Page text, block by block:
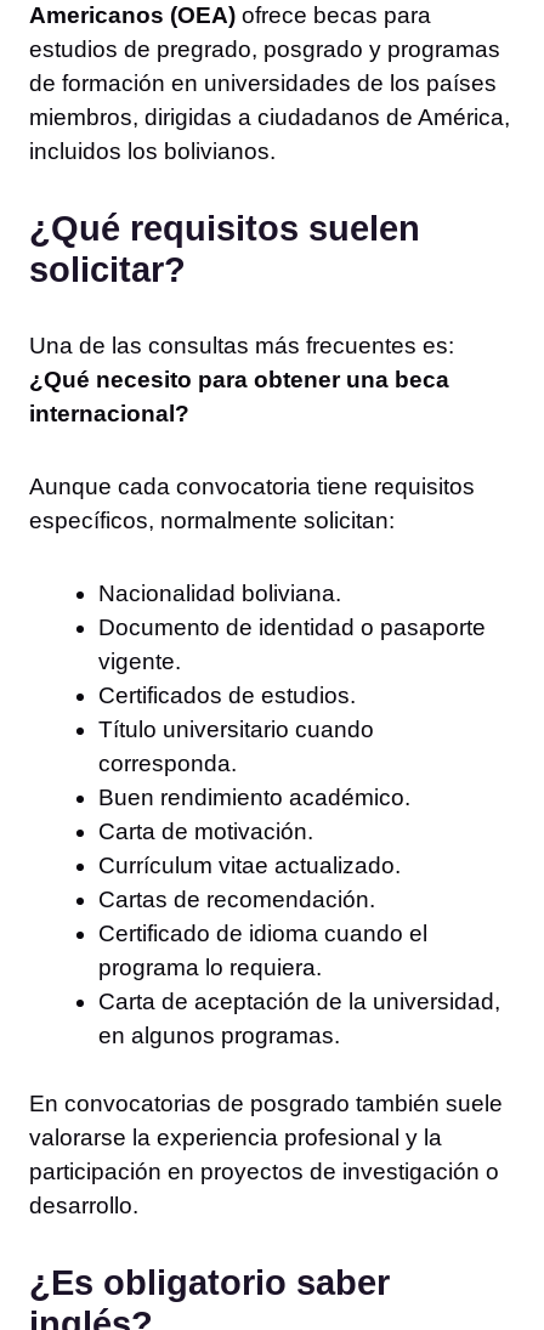
Americanos (OEA) ofrece becas para
estudios de pregrado, posgrado y programas
de formación en universidades de los países
miembros, dirigidas a ciudadanos de América,
incluidos los bolivianos.
¿Qué requisitos suelen
solicitar?
Una de las consultas más frecuentes es:
¿Qué necesito para obtener una beca
internacional?
Aunque cada convocatoria tiene requisitos
específicos, normalmente solicitan:
Nacionalidad boliviana.
Documento de identidad o pasaporte
vigente.
Certificados de estudios.
Título universitario cuando
corresponda.
Buen rendimiento académico.
Carta de motivación.
Currículum vitae actualizado.
Cartas de recomendación.
Certificado de idioma cuando el
programa lo requiera.
Carta de aceptación de la universidad,
en algunos programas.
En convocatorias de posgrado también suele
valorarse la experiencia profesional y la
participación en proyectos de investigación o
desarrollo.
¿Es obligatorio saber